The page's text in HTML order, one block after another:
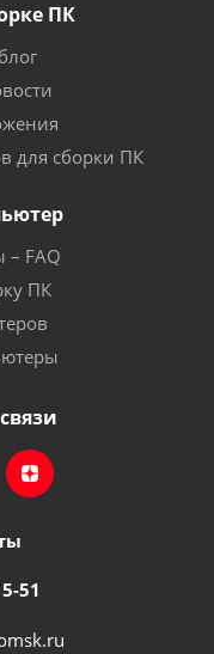
ПК
для сборки ПК
– FAQ
ПК
51